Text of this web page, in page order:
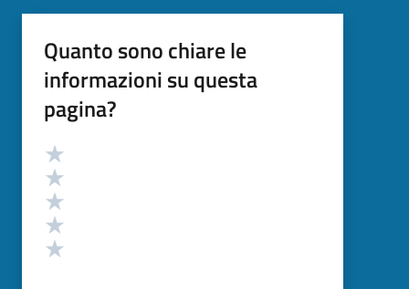
Quanto sono chiare le
informazioni su questa
pagina?
Valutazione